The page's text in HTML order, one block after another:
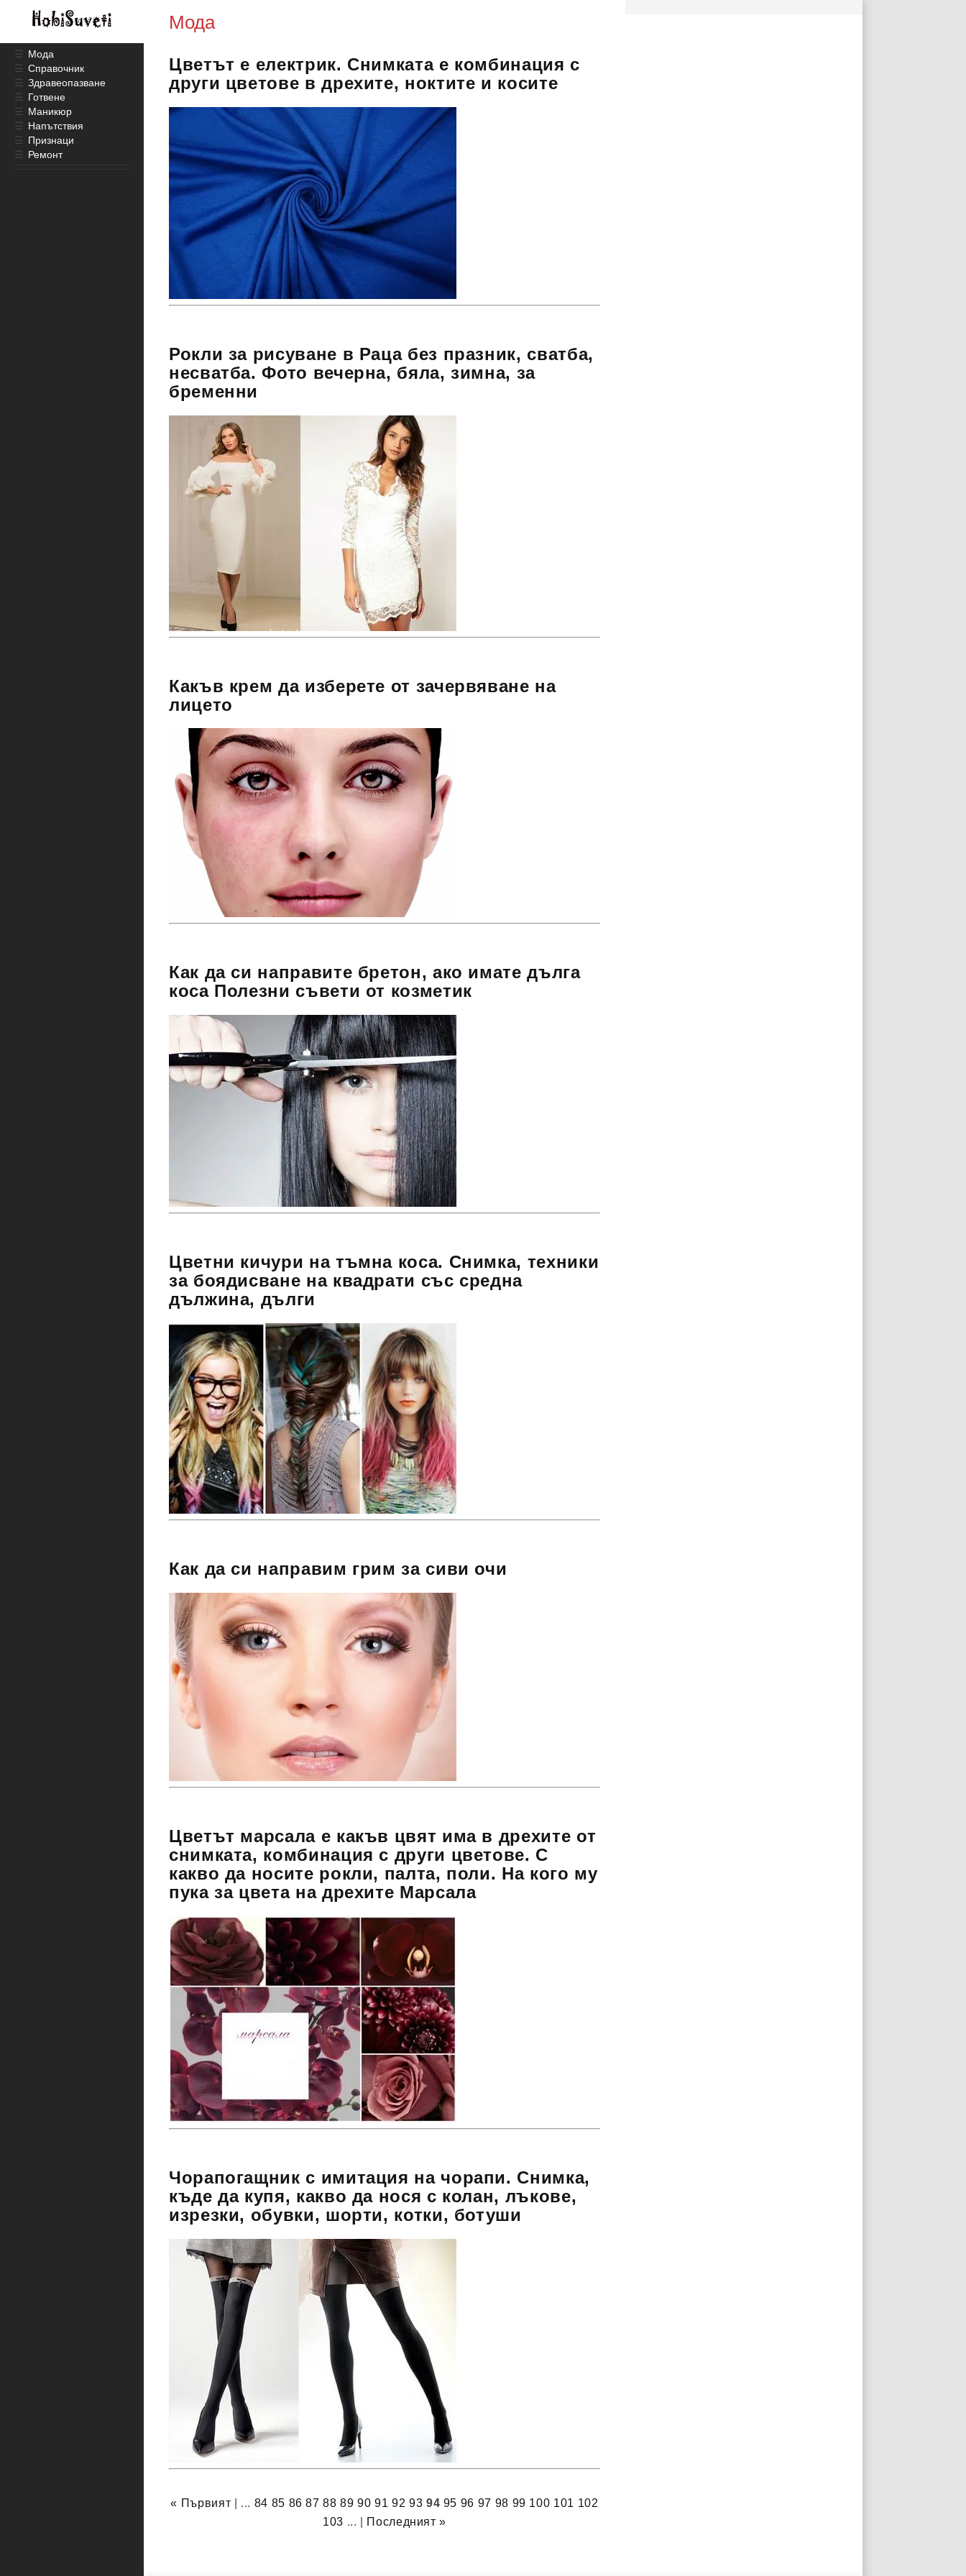
Мода
Цветът е електрик. Снимката е комбинация с
други цветове в дрехите, ноктите и косите
Рокли за рисуване в Раца без празник, сватба,
несватба. Фото вечерна, бяла, зимна, за
бременни
Какъв крем да изберете от зачервяване на
лицето
Как да си направите бретон, ако имате дълга
коса Полезни съвети от козметик
Цветни кичури на тъмна коса. Снимка, техники
за боядисване на квадрати със средна
дължина, дълги
Как да си направим грим за сиви очи
Цветът марсала е какъв цвят има в дрехите от
снимката, комбинация с други цветове. С
какво да носите рокли, палта, поли. На кого му
пука за цвета на дрехите Марсала
Чорапогащник с имитация на чорапи. Снимка,
къде да купя, какво да нося с колан, лъкове,
изрезки, обувки, шорти, котки, ботуши
« Първият | ... 84 85 86 87 88 89 90 91 92 93 94 95 96 97 98 99 100 101 102
103 ... | Последният »
☰ Мода
☰ Справочник
☰ Здравеопазване
☰ Готвене
☰ Маникюр
☰ Напътствия
☰ Признаци
☰ Ремонт